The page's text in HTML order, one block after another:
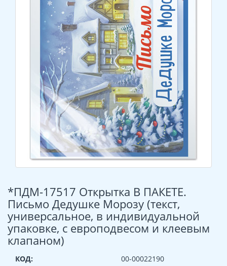
*ПДМ-17517 Открытка В ПАКЕТЕ.
Письмо Дедушке Морозу (текст,
универсальное, в индивидуальной
упаковке, с европодвесом и клеевым
клапаном)
КОД:
00-00022190